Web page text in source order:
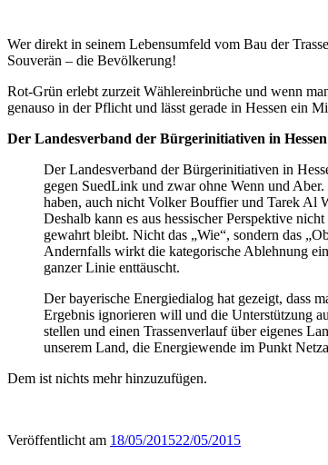
Wer direkt in seinem Lebensumfeld vom Bau der
Souverän – die Bevölkerung!
Rot-Grün erlebt zurzeit Wählereinbrüche und wenn
genauso in der Pflicht und lässt gerade in Hessen ein
Der Landesverband der Bürgerinitiativen in
Der Landesverband der Bürgerinitiativen in
gegen SuedLink und zwar ohne Wenn und
haben, auch nicht Volker Bouffier und Tarek Al
Deshalb kann es aus hessischer Perspektive
gewahrt bleibt. Nicht das „Wie“, sondern das
Andernfalls wirkt die kategorische Ablehnung
ganzer Linie enttäuscht.
Der bayerische Energiedialog hat gezeigt, dass
Ergebnis ignorieren will und die Unterstützung
stellen und einen Trassenverlauf über eigenes
unserem Land, die Energiewende im Punkt
Dem ist nichts mehr hinzuzufügen.
Veröffentlicht am 18/05/201522/05/2015